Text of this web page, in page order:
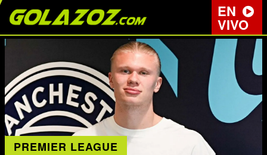
EN
VIVO
PREMIER LEAGUE